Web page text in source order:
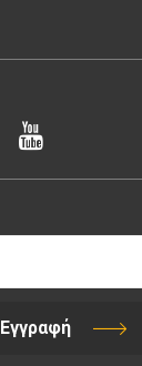
Εγγραφή